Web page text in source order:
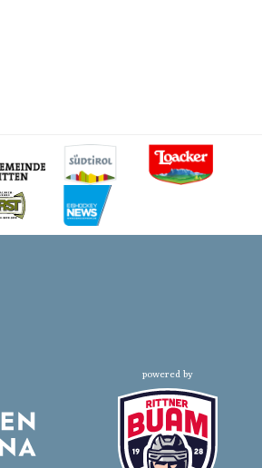
powered by